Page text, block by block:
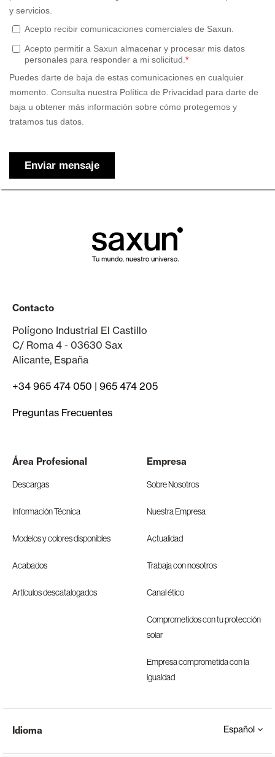
Contacto
Polígono Industrial El Castillo
C/ Roma 4 - 03630 Sax
Alicante, España
+34 965 474 050 | 965 474 205
Preguntas Frecuentes
Área Profesional
Descargas
Información Técnica
Modelos y colores disponibles
Acabados
Artículos descatalogados
Empresa
Sobre Nosotros
Nuestra Empresa
Actualidad
Trabaja con nosotros
Canal ético
Comprometidos con tu protección
solar
Empresa comprometida con la
igualdad
Idioma Español